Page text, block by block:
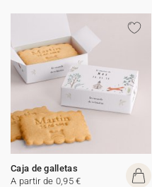
Caja de galletas
A partir de 0,95 €